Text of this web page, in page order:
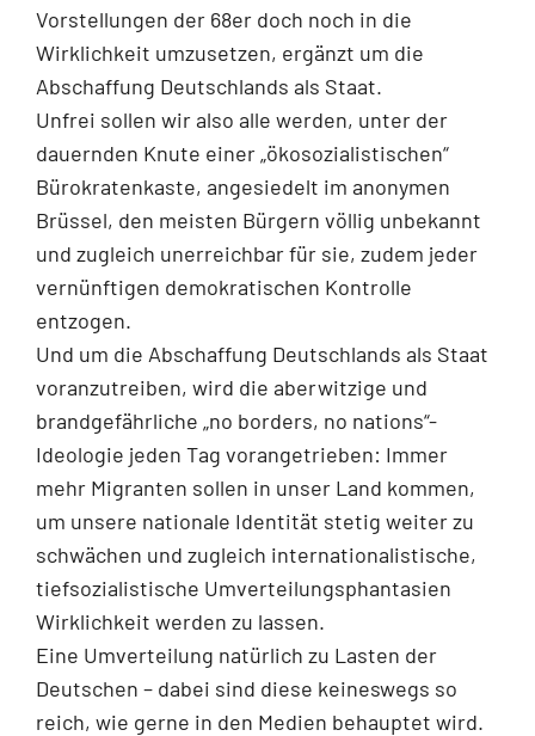
Vorstellungen der 68er doch noch in die
Wirklichkeit umzusetzen, ergänzt um die
Abschaffung Deutschlands als Staat.
Unfrei sollen wir also alle werden, unter der
dauernden Knute einer „ökosozialistischen“
Bürokratenkaste, angesiedelt im anonymen
Brüssel, den meisten Bürgern völlig unbekannt
und zugleich unerreichbar für sie, zudem jeder
vernünftigen demokratischen Kontrolle
entzogen.
Und um die Abschaffung Deutschlands als Staat
voranzutreiben, wird die aberwitzige und
brandgefährliche „no borders, no nations“-
Ideologie jeden Tag vorangetrieben: Immer
mehr Migranten sollen in unser Land kommen,
um unsere nationale Identität stetig weiter zu
schwächen und zugleich internationalistische,
tiefsozialistische Umverteilungsphantasien
Wirklichkeit werden zu lassen.
Eine Umverteilung natürlich zu Lasten der
Deutschen – dabei sind diese keineswegs so
reich, wie gerne in den Medien behauptet wird.